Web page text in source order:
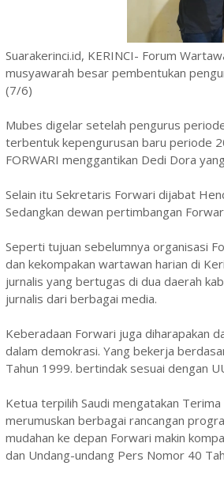
Suarakerinci.id, KERINCI- Forum
musyawarah besar pembentukan
(7/6)
Mubes digelar setelah pengurus
terbentuk kepengurusan baru periode
FORWARI menggantikan Dedi Dora
Selain itu Sekretaris Forwari dijabat
Sedangkan dewan pertimbangan
Seperti tujuan sebelumnya organisasi
dan kekompakan wartawan harian di
jurnalis yang bertugas di dua daerah
jurnalis dari berbagai media.
Keberadaan Forwari juga diharapakan
dalam demokrasi. Yang bekerja
Tahun 1999. bertindak sesuai dengan
Ketua terpilih Saudi mengatakan
merumuskan berbagai rancangan
mudahan ke depan Forwari makin
dan Undang-undang Pers Nomor 40